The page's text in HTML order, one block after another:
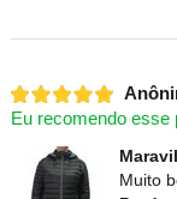
Eu recomendo esse
Muito